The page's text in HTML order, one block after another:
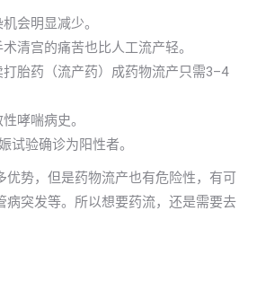
会明显减少。
清宫的痛苦也比人工流产轻。
胎药（流产药）成药物流产只需3–4
哮喘病史。
试验确诊为阳性者。
优势，但是药物流产也有危险性，有可
病突发等。所以想要药流，还是需要去